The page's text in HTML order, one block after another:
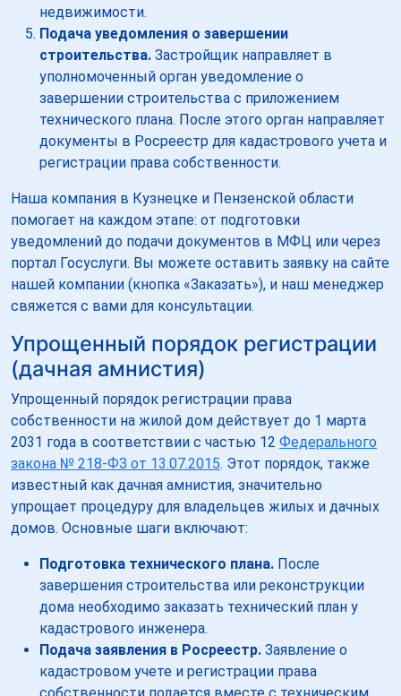
недвижимости.
Подача уведомления о завершении
строительства. Застройщик направляет в
уполномоченный орган уведомление о
завершении строительства с приложением
технического плана. После этого орган направляет
документы в Росреестр для кадастрового учета и
регистрации права собственности.
Наша компания в Кузнецке и Пензенской области
помогает на каждом этапе: от подготовки
уведомлений до подачи документов в МФЦ или через
портал Госуслуги. Вы можете оставить заявку на сайте
нашей компании (кнопка «Заказать»), и наш менеджер
свяжется с вами для консультации.
Упрощенный порядок регистрации
(дачная амнистия)
Упрощенный порядок регистрации права
собственности на жилой дом действует до 1 марта
2031 года в соответствии с частью 12 Федерального
закона № 218-ФЗ от 13.07.2015. Этот порядок, также
известный как дачная амнистия, значительно
упрощает процедуру для владельцев жилых и дачных
домов. Основные шаги включают:
Подготовка технического плана. После
завершения строительства или реконструкции
дома необходимо заказать технический план у
кадастрового инженера.
Подача заявления в Росреестр. Заявление о
кадастровом учете и регистрации права
собственности подается вместе с техническим